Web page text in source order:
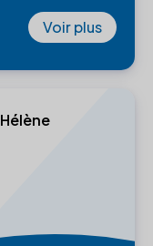
Voir plus